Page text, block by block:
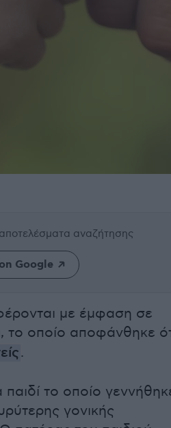
αναζήτησης
Google
με έμφαση σε
, το οποίο αποφάνθηκε
.
το οποίο
γονικής